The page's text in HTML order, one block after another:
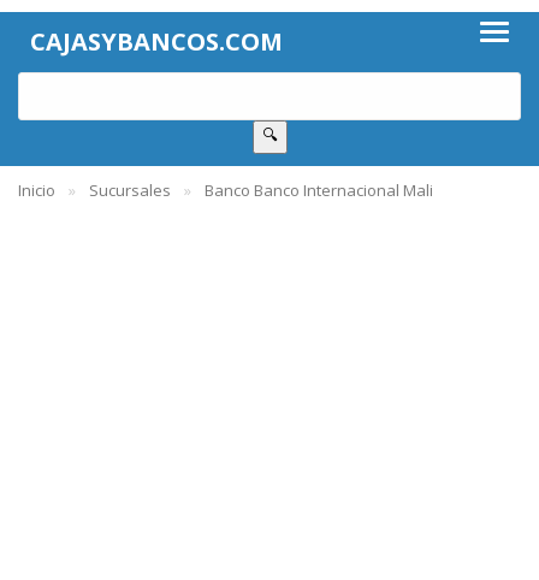
CAJASYBANCOS.COM
🔍
Inicio Sucursales Banco Banco Internacional Mali